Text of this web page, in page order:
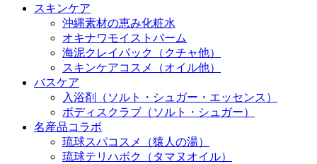
スキンケア
沖縄素材の恵み化粧水
オキナワモイストバーム
海泥クレイパック（クチャ他）
スキンケアコスメ（オイル他）
バスケア
入浴剤（ソルト・シュガー・エッセンス）
ボディスクラブ（ソルト・シュガー）
名産品コラボ
琉球スパコスメ（猿人の湯）
琉球テリハボク（タマヌオイル）